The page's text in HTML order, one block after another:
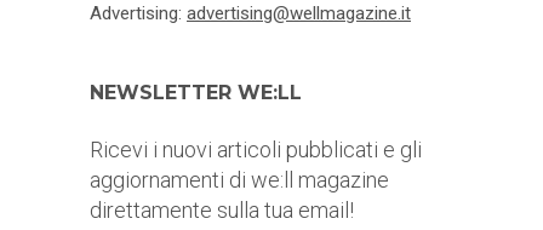
Advertising: advertising@wellmagazine.it
NEWSLETTER WE:LL
Ricevi i nuovi articoli pubblicati e gli
aggiornamenti di we:ll magazine
direttamente sulla tua email!